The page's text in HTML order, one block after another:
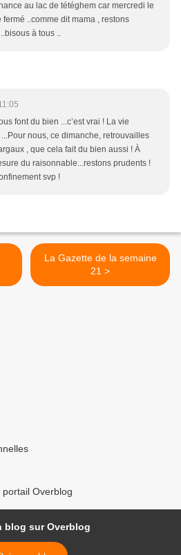
au lac de tétéghem car mercredi le
..comme dit mama , restons
à tous ..
font du bien ...c’est vrai ! La vie
nous, ce dimanche, retrouvailles
, que cela fait du bien aussi ! À
du raisonnable...restons prudents !
svp !
La Gazette de la semaine
21 >
Overblog
blog sur Overblog